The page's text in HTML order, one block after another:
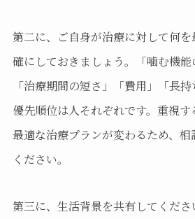
第二に、ご自身が治療に対して何
確にしておきましょう。「噛む機能
「治療期間の短さ」「費用」「長持
優先順位は人それぞれです。重視
最適な治療プランが変わるため、
ください。
第三に、生活背景を共有してくだ